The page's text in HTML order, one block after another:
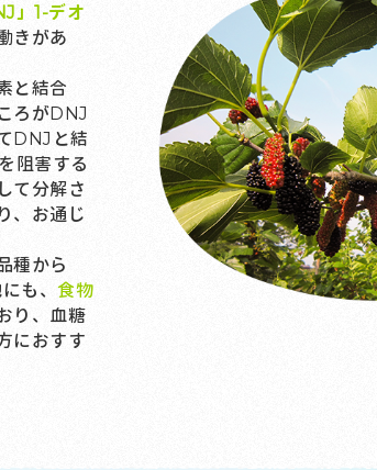
」1-デオ
きがあ
と結合
ろがDNJ
DNJと結
阻害する
て分解さ
、お通じ
種から
も、 食物
り、血糖
におすす